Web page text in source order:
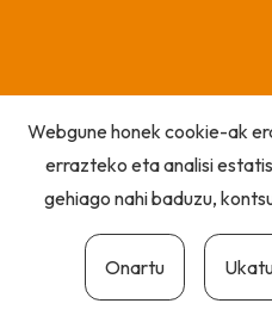
Webgune honek cookie-ak
errazteko eta analisi
gehiago nahi baduzu,
Onartu